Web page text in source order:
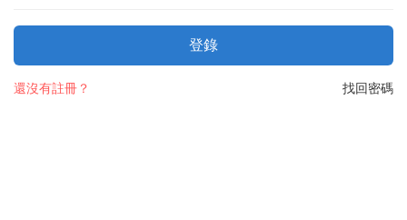
登錄
找回密碼
還沒有註冊？